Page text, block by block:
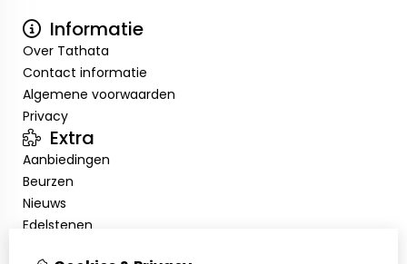
Informatie
Over Tathata
Contact informatie
Algemene voorwaarden
Privacy
Extra
Aanbiedingen
Beurzen
Nieuws
Edelstenen